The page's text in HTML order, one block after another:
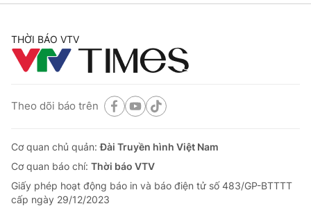
THỜI BÁO VTV
Theo dõi báo trên
Cơ quan chủ quản:Đài Truyền hình Việt Nam
Cơ quan báo chí: Thời báo VTV
Giấy phép hoạt động báo in và báo điện tử số 483/GP-BTTTT
cấp ngày 29/12/2023